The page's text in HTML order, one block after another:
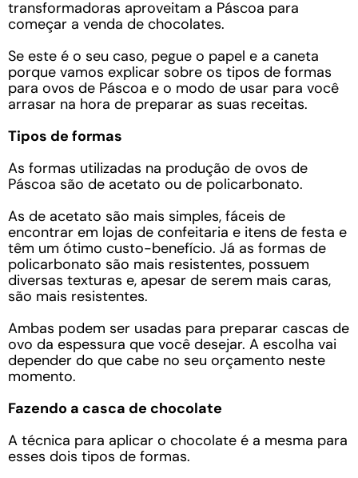
transformadoras aproveitam a Páscoa para
começar a venda de chocolates.
Se este é o seu caso, pegue o papel e a caneta
porque vamos explicar sobre os tipos de formas
para ovos de Páscoa e o modo de usar para você
arrasar na hora de preparar as suas receitas.
Tipos de formas
As formas utilizadas na produção de ovos de
Páscoa são de acetato ou de policarbonato.
As de acetato são mais simples, fáceis de
encontrar em lojas de confeitaria e itens de festa e
têm um ótimo custo-benefício. Já as formas de
policarbonato são mais resistentes, possuem
diversas texturas e, apesar de serem mais caras,
são mais resistentes.
Ambas podem ser usadas para preparar cascas de
ovo da espessura que você desejar. A escolha vai
depender do que cabe no seu orçamento neste
momento.
Fazendo a casca de chocolate
A técnica para aplicar o chocolate é a mesma para
esses dois tipos de formas.